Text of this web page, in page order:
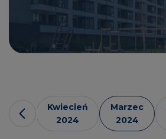
Kwiecień
2024
Marzec
2024